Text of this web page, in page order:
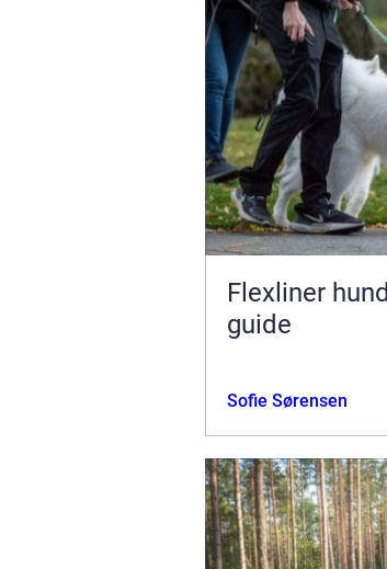
Flexliner
guide
Sofie Sørensen